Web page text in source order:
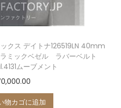
クス デイトナ126519LN 40mm
ミックベゼル ラバーベルト
ムーブメント
物カゴに追加